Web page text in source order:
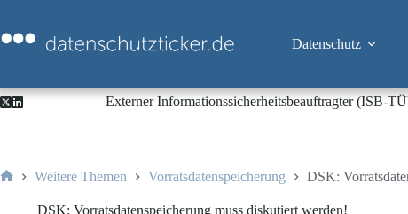
springen
Datenschutz
Externer Informationssicherheitsbeauftragter (ISB-
Weitere Themen Vorratsdatenspeicherung DSK:
DSK: Vorratsdatenspeicherung muss diskutiert werden!